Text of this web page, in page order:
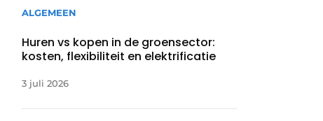
ALGEMEEN
Huren vs kopen in de groensector:
kosten, flexibiliteit en elektrificatie
3 juli 2026